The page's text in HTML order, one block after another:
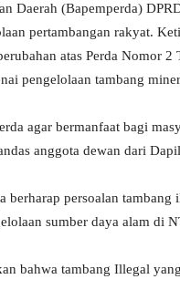
Daerah (Bapemperda)
pertambangan rakyat.
atas Perda Nomor 2
pengelolaan tambang
agar bermanfaat bagi
anggota dewan dari
persoalan tambang
sumber daya alam di
bahwa tambang Illegal